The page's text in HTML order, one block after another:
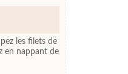
les filets de
en nappant de